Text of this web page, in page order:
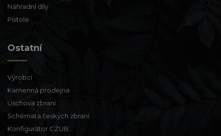
Náhradní díly
Pistole
Ostatní
Výrobci
Kamenná prodejna
Úschova zbraní
Schémata českých zbraní
Konfigurátor CZUB